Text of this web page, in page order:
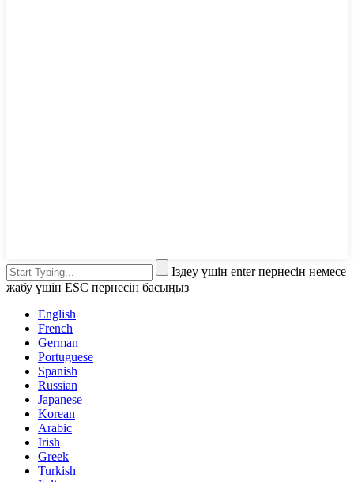
Іздеу үшін enter пернесін немесе
жабу үшін ESC пернесін басыңыз
English
French
German
Portuguese
Spanish
Russian
Japanese
Korean
Arabic
Irish
Greek
Turkish